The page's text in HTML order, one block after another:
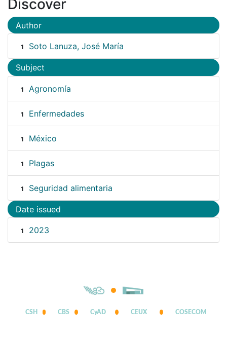
Discover
Author
1 Soto Lanuza, José María
Subject
1 Agronomía
1 Enfermedades
1 México
1 Plagas
1 Seguridad alimentaria
Date issued
1 2023
CSH CBS CyAD CEUX COSECOM